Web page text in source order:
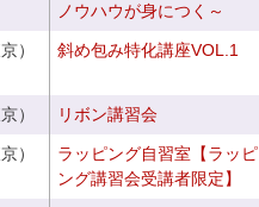
ノウハウが身につく～
） 斜め包み特化講座VOL.1
） リボン講習会
）
ラッピング自習室【ラッピ
ング講習会受講者限定】